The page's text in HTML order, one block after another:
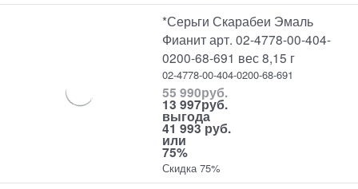
*Серьги Скарабеи Эмаль
Фианит арт. 02-4778-00-404-
0200-68-691 вес 8,15 г
02-4778-00-404-0200-68-691
55 990руб.
13 997руб.
выгода
41 993 руб.
или
75%
Скидка 75%